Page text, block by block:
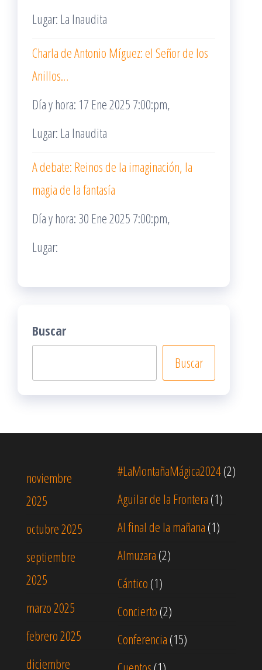
Lugar: La Inaudita
Charla de Antonio Míguez: el Señor de los
Anillos…
Día y hora: 17 Ene 2025 7:00:pm,
Lugar: La Inaudita
A debate: Reinos de la imaginación, la
magia de la fantasía
Día y hora: 30 Ene 2025 7:00:pm,
Lugar:
Buscar
Buscar
#LaMontañaMágica2024(2)
Aguilar de la Frontera (1)
Al final de la mañana (1)
Almuzara (2)
Cántico (1)
Concierto (2)
Conferencia (15)
noviembre
2025
octubre 2025
septiembre
2025
marzo 2025
febrero 2025
diciembre